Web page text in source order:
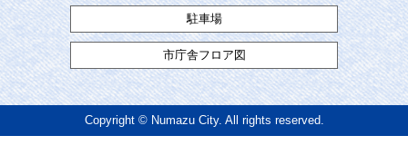
駐車場
市庁舎フロア図
Copyright © Numazu City. All rights reserved.